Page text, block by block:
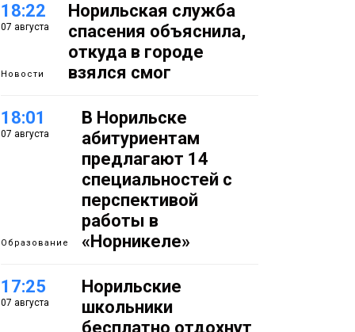
18:22
07 августа
Новости
Норильская служба
спасения объяснила,
откуда в городе
взялся смог
18:01
07 августа
Образование
В Норильске
абитуриентам
предлагают 14
специальностей с
перспективой
работы в
«Норникеле»
17:25
07 августа
Норильские
школьники
бесплатно отдохнут